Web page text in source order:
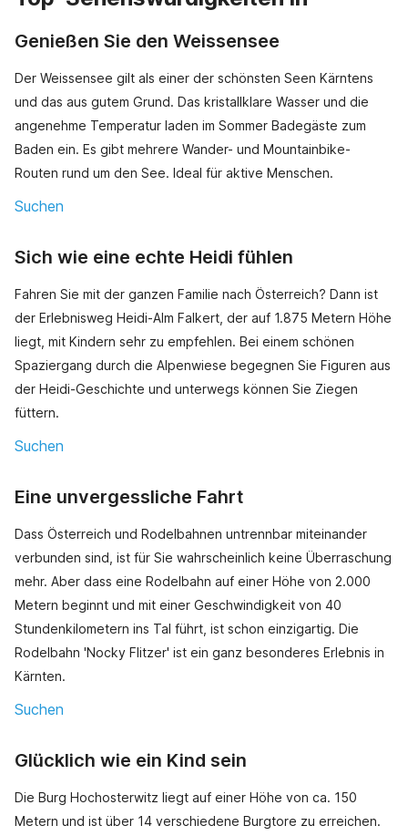
Genießen Sie den Weissensee
Der Weissensee gilt als einer der schönsten Seen Kärntens
und das aus gutem Grund. Das kristallklare Wasser und die
angenehme Temperatur laden im Sommer Badegäste zum
Baden ein. Es gibt mehrere Wander- und Mountainbike-
Routen rund um den See. Ideal für aktive Menschen.
Suchen
Sich wie eine echte Heidi fühlen
Fahren Sie mit der ganzen Familie nach Österreich? Dann ist
der Erlebnisweg Heidi-Alm Falkert, der auf 1.875 Metern Höhe
liegt, mit Kindern sehr zu empfehlen. Bei einem schönen
Spaziergang durch die Alpenwiese begegnen Sie Figuren aus
der Heidi-Geschichte und unterwegs können Sie Ziegen
füttern.
Suchen
Eine unvergessliche Fahrt
Dass Österreich und Rodelbahnen untrennbar miteinander
verbunden sind, ist für Sie wahrscheinlich keine Überraschung
mehr. Aber dass eine Rodelbahn auf einer Höhe von 2.000
Metern beginnt und mit einer Geschwindigkeit von 40
Stundenkilometern ins Tal führt, ist schon einzigartig. Die
Rodelbahn 'Nocky Flitzer' ist ein ganz besonderes Erlebnis in
Kärnten.
Suchen
Glücklich wie ein Kind sein
Die Burg Hochosterwitz liegt auf einer Höhe von ca. 150
Metern und ist über 14 verschiedene Burgtore zu erreichen.